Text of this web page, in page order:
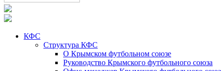
КФС
Структура КФС
О Крымском футбольном союзе
Руководство Крымского футбольного союза